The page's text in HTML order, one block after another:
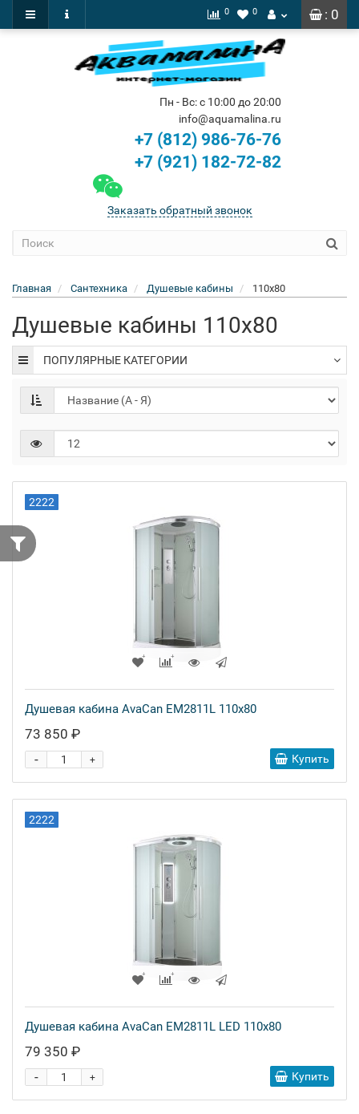
: 0
0 0
Пн - Вс: с 10:00 до 20:00
info@aquamalina.ru
+7 (812) 986-76-76
+7 (921) 182-72-82
Заказать обратный звонок
Главная Сантехника Душевые кабины 110х80
Душевые кабины 110х80
ПОПУЛЯРНЫЕ КАТЕГОРИИ
2222
Душевая кабина AvaCan EM2811L 110x80
73 850 ₽
+
- Купить
2222
Душевая кабина AvaCan EM2811L LED 110x80
79 350 ₽
+
- Купить